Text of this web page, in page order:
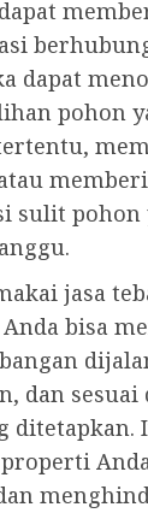
dapat
pohon
sulit pohon
jasa
bisa
dan sesuai
ditetapkan.